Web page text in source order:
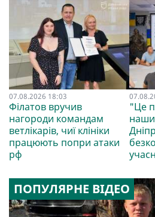
07.08.2026 18:03
Філатов вручив
нагороди командам
ветлікарів, чиї клініки
працюють попри атаки
рф
"Це
ПОПУЛЯРНЕ ВІДЕО